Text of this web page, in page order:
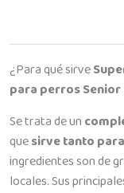
¿Para qué sirve
para perros
Se trata de un
quesirve tanto
ingredientes son de
locales. Sus